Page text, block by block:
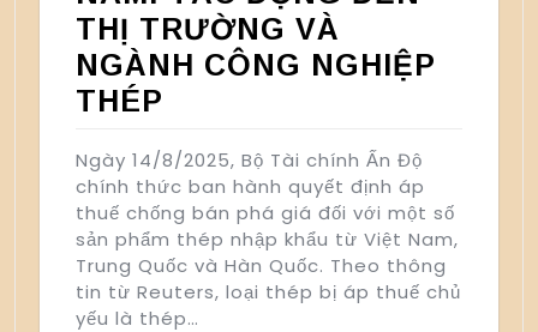
THỊ TRƯỜNG VÀ
NGÀNH CÔNG NGHIỆP
THÉP
Ngày 14/8/2025, Bộ Tài chính Ấn Độ
chính thức ban hành quyết định áp
thuế chống bán phá giá đối với một số
sản phẩm thép nhập khẩu từ Việt Nam,
Trung Quốc và Hàn Quốc. Theo thông
tin từ Reuters, loại thép bị áp thuế chủ
yếu là thép…